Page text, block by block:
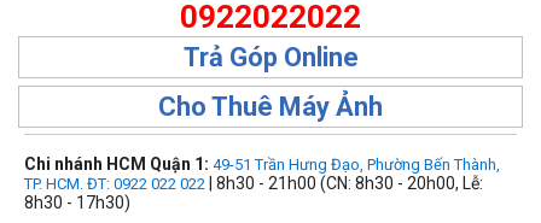
0922022022
Trả Góp Online
Cho Thuê Máy Ảnh
Chi nhánh HCM Quận 1: 49-51 Trần Hưng Đạo, Phường Bến Thành,
TP. HCM. ĐT: 0922 022 022 | 8h30 - 21h00 (CN: 8h30 - 20h00, Lễ:
8h30 - 17h30)